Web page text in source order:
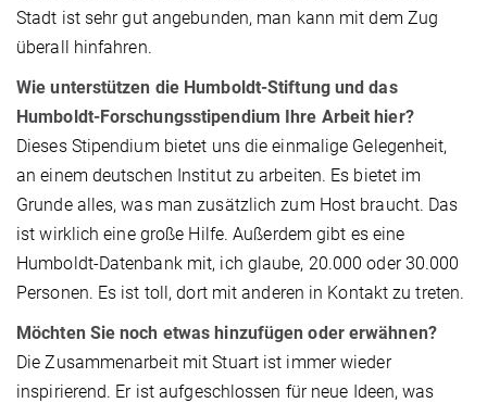
Stadt ist sehr gut angebunden, man kann mit dem Zug
überall hinfahren.
Wie unterstützen die Humboldt-Stiftung und das
Humboldt-Forschungsstipendium Ihre Arbeit hier?
Dieses Stipendium bietet uns die einmalige Gelegenheit,
an einem deutschen Institut zu arbeiten. Es bietet im
Grunde alles, was man zusätzlich zum Host braucht. Das
ist wirklich eine große Hilfe. Außerdem gibt es eine
Humboldt-Datenbank mit, ich glaube, 20.000 oder 30.000
Personen. Es ist toll, dort mit anderen in Kontakt zu treten.
Möchten Sie noch etwas hinzufügen oder erwähnen?
Die Zusammenarbeit mit Stuart ist immer wieder
inspirierend. Er ist aufgeschlossen für neue Ideen, was